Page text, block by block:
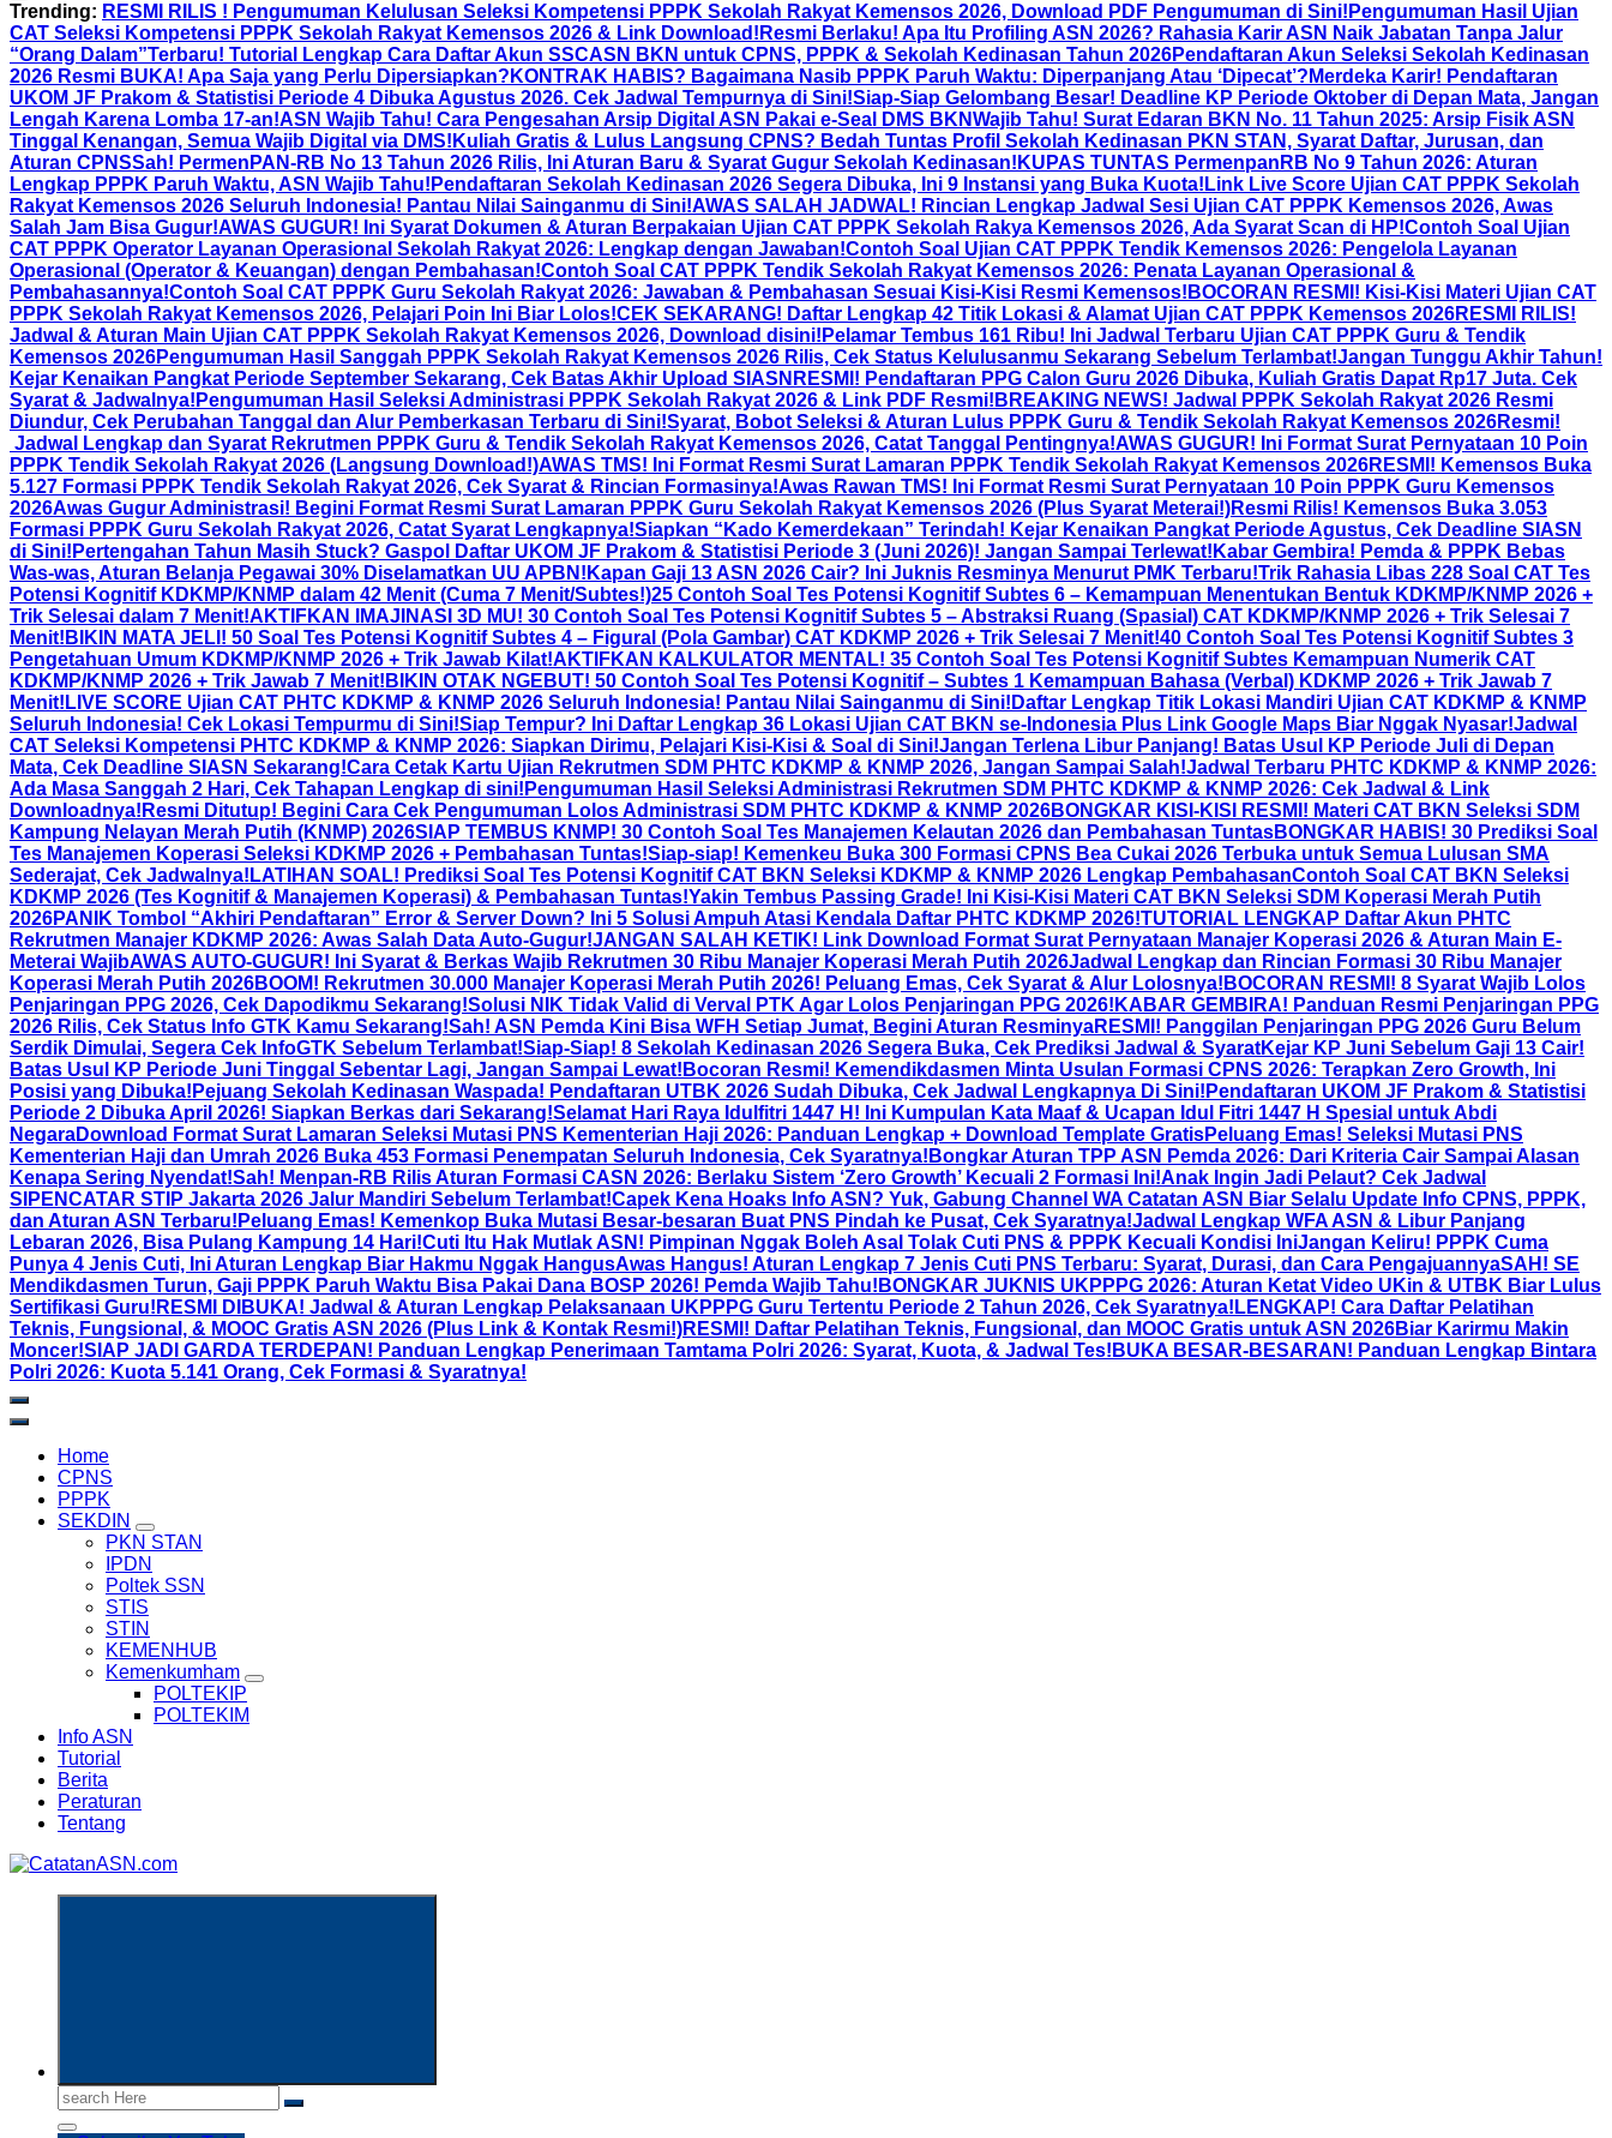
Trending: RESMI RILIS ! Pengumuman Kelulusan Seleksi Kompetensi PPPK Sekolah Rakyat Kemensos 2026, Download PDF Pengumuman di Sini! Pengumuman Hasil Ujian
CAT Seleksi Kompetensi PPPK Sekolah Rakyat Kemensos 2026 & Link Download! Resmi Berlaku! Apa Itu Profiling ASN 2026? Rahasia Karir ASN Naik Jabatan Tanpa Jalur
“Orang Dalam”Terbaru! Tutorial Lengkap Cara Daftar Akun SSCASN BKN untuk CPNS, PPPK & Sekolah Kedinasan Tahun 2026Pendaftaran Akun Seleksi Sekolah Kedinasan
2026 Resmi BUKA! Apa Saja yang Perlu Dipersiapkan? KONTRAK HABIS? Bagaimana Nasib PPPK Paruh Waktu: Diperpanjang Atau ‘Dipecat’? Merdeka Karir! Pendaftaran
UKOM JF Prakom & Statistisi Periode 4 Dibuka Agustus 2026. Cek Jadwal Tempurnya di Sini!Siap-Siap Gelombang Besar! Deadline KP Periode Oktober di Depan Mata, Jangan
Lengah Karena Lomba 17-an!ASN Wajib Tahu! Cara Pengesahan Arsip Digital ASN Pakai e-Seal DMS BKNWajib Tahu! Surat Edaran BKN No. 11 Tahun 2025: Arsip Fisik ASN
Tinggal Kenangan, Semua Wajib Digital via DMS! Kuliah Gratis & Lulus Langsung CPNS? Bedah Tuntas Profil Sekolah Kedinasan PKN STAN, Syarat Daftar, Jurusan, dan
Aturan CPNSSah! PermenPAN-RB No 13 Tahun 2026 Rilis, Ini Aturan Baru & Syarat Gugur Sekolah Kedinasan! KUPAS TUNTAS PermenpanRB No 9 Tahun 2026: Aturan
Lengkap PPPK Paruh Waktu, ASN Wajib Tahu! Pendaftaran Sekolah Kedinasan 2026 Segera Dibuka, Ini 9 Instansi yang Buka Kuota! Link Live Score Ujian CAT PPPK Sekolah
Rakyat Kemensos 2026 Seluruh Indonesia! Pantau Nilai Sainganmu di Sini!AWAS SALAH JADWAL! Rincian Lengkap Jadwal Sesi Ujian CAT PPPK Kemensos 2026, Awas
Salah Jam Bisa Gugur!AWAS GUGUR! Ini Syarat Dokumen & Aturan Berpakaian Ujian CAT PPPK Sekolah Rakya Kemensos 2026, Ada Syarat Scan di HP!Contoh Soal Ujian
CAT PPPK Operator Layanan Operasional Sekolah Rakyat 2026: Lengkap dengan Jawaban!Contoh Soal Ujian CAT PPPK Tendik Kemensos 2026: Pengelola Layanan
Operasional (Operator & Keuangan) dengan Pembahasan!Contoh Soal CAT PPPK Tendik Sekolah Rakyat Kemensos 2026: Penata Layanan Operasional &
Pembahasannya!Contoh Soal CAT PPPK Guru Sekolah Rakyat 2026: Jawaban & Pembahasan Sesuai Kisi-Kisi Resmi Kemensos! BOCORAN RESMI! Kisi-Kisi Materi Ujian CAT
PPPK Sekolah Rakyat Kemensos 2026, Pelajari Poin Ini Biar Lolos!CEK SEKARANG! Daftar Lengkap 42 Titik Lokasi & Alamat Ujian CAT PPPK Kemensos 2026RESMI RILIS!
Jadwal & Aturan Main Ujian CAT PPPK Sekolah Rakyat Kemensos 2026, Download disini! Pelamar Tembus 161 Ribu! Ini Jadwal Terbaru Ujian CAT PPPK Guru & Tendik
Kemensos 2026Pengumuman Hasil Sanggah PPPK Sekolah Rakyat Kemensos 2026 Rilis, Cek Status Kelulusanmu Sekarang Sebelum Terlambat!Jangan Tunggu Akhir Tahun!
Kejar Kenaikan Pangkat Periode September Sekarang, Cek Batas Akhir Upload SIASN RESMI! Pendaftaran PPG Calon Guru 2026 Dibuka, Kuliah Gratis Dapat Rp17 Juta. Cek
Syarat & Jadwalnya! Pengumuman Hasil Seleksi Administrasi PPPK Sekolah Rakyat 2026 & Link PDF Resmi! BREAKING NEWS! Jadwal PPPK Sekolah Rakyat 2026 Resmi
Diundur, Cek Perubahan Tanggal dan Alur Pemberkasan Terbaru di Sini!Syarat, Bobot Seleksi & Aturan Lulus PPPK Guru & Tendik Sekolah Rakyat Kemensos 2026Resmi!
Jadwal Lengkap dan Syarat Rekrutmen PPPK Guru & Tendik Sekolah Rakyat Kemensos 2026, Catat Tanggal Pentingnya!AWAS GUGUR! Ini Format Surat Pernyataan 10 Poin
PPPK Tendik Sekolah Rakyat 2026 (Langsung Download!)AWAS TMS! Ini Format Resmi Surat Lamaran PPPK Tendik Sekolah Rakyat Kemensos 2026RESMI! Kemensos Buka
5.127 Formasi PPPK Tendik Sekolah Rakyat 2026, Cek Syarat & Rincian Formasinya!Awas Rawan TMS! Ini Format Resmi Surat Pernyataan 10 Poin PPPK Guru Kemensos
2026Awas Gugur Administrasi! Begini Format Resmi Surat Lamaran PPPK Guru Sekolah Rakyat Kemensos 2026 (Plus Syarat Meterai!)Resmi Rilis! Kemensos Buka 3.053
Formasi PPPK Guru Sekolah Rakyat 2026, Catat Syarat Lengkapnya!Siapkan “Kado Kemerdekaan” Terindah! Kejar Kenaikan Pangkat Periode Agustus, Cek Deadline SIASN
di Sini! Pertengahan Tahun Masih Stuck? Gaspol Daftar UKOM JF Prakom & Statistisi Periode 3 (Juni 2026)! Jangan Sampai Terlewat! Kabar Gembira! Pemda & PPPK Bebas
Was-was, Aturan Belanja Pegawai 30% Diselamatkan UU APBN! Kapan Gaji 13 ASN 2026 Cair? Ini Juknis Resminya Menurut PMK Terbaru!Trik Rahasia Libas 228 Soal CAT Tes
Potensi Kognitif KDKMP/KNMP dalam 42 Menit (Cuma 7 Menit/Subtes!)25 Contoh Soal Tes Potensi Kognitif Subtes 6 – Kemampuan Menentukan Bentuk KDKMP/KNMP 2026 +
Trik Selesai dalam 7 Menit!AKTIFKAN IMAJINASI 3D MU! 30 Contoh Soal Tes Potensi Kognitif Subtes 5 – Abstraksi Ruang (Spasial) CAT KDKMP/KNMP 2026 + Trik Selesai 7
Menit! BIKIN MATA JELI! 50 Soal Tes Potensi Kognitif Subtes 4 – Figural (Pola Gambar) CAT KDKMP 2026 + Trik Selesai 7 Menit!40 Contoh Soal Tes Potensi Kognitif Subtes 3
Pengetahuan Umum KDKMP/KNMP 2026 + Trik Jawab Kilat!AKTIFKAN KALKULATOR MENTAL! 35 Contoh Soal Tes Potensi Kognitif Subtes Kemampuan Numerik CAT
KDKMP/KNMP 2026 + Trik Jawab 7 Menit! BIKIN OTAK NGEBUT! 50 Contoh Soal Tes Potensi Kognitif – Subtes 1 Kemampuan Bahasa (Verbal) KDKMP 2026 + Trik Jawab 7
Menit! LIVE SCORE Ujian CAT PHTC KDKMP & KNMP 2026 Seluruh Indonesia! Pantau Nilai Sainganmu di Sini! Daftar Lengkap Titik Lokasi Mandiri Ujian CAT KDKMP & KNMP
Seluruh Indonesia! Cek Lokasi Tempurmu di Sini!Siap Tempur? Ini Daftar Lengkap 36 Lokasi Ujian CAT BKN se-Indonesia Plus Link Google Maps Biar Nggak Nyasar!Jadwal
CAT Seleksi Kompetensi PHTC KDKMP & KNMP 2026: Siapkan Dirimu, Pelajari Kisi-Kisi & Soal di Sini!Jangan Terlena Libur Panjang! Batas Usul KP Periode Juli di Depan
Mata, Cek Deadline SIASN Sekarang!Cara Cetak Kartu Ujian Rekrutmen SDM PHTC KDKMP & KNMP 2026, Jangan Sampai Salah!Jadwal Terbaru PHTC KDKMP & KNMP 2026:
Ada Masa Sanggah 2 Hari, Cek Tahapan Lengkap di sini! Pengumuman Hasil Seleksi Administrasi Rekrutmen SDM PHTC KDKMP & KNMP 2026: Cek Jadwal & Link
Downloadnya! Resmi Ditutup! Begini Cara Cek Pengumuman Lolos Administrasi SDM PHTC KDKMP & KNMP 2026BONGKAR KISI-KISI RESMI! Materi CAT BKN Seleksi SDM
Kampung Nelayan Merah Putih (KNMP) 2026SIAP TEMBUS KNMP! 30 Contoh Soal Tes Manajemen Kelautan 2026 dan Pembahasan TuntasBONGKAR HABIS! 30 Prediksi Soal
Tes Manajemen Koperasi Seleksi KDKMP 2026 + Pembahasan Tuntas!Siap-siap! Kemenkeu Buka 300 Formasi CPNS Bea Cukai 2026 Terbuka untuk Semua Lulusan SMA
Sederajat, Cek Jadwalnya! LATIHAN SOAL! Prediksi Soal Tes Potensi Kognitif CAT BKN Seleksi KDKMP & KNMP 2026 Lengkap PembahasanContoh Soal CAT BKN Seleksi
KDKMP 2026 (Tes Kognitif & Manajemen Koperasi) & Pembahasan Tuntas!Yakin Tembus Passing Grade! Ini Kisi-Kisi Materi CAT BKN Seleksi SDM Koperasi Merah Putih
2026PANIK Tombol “Akhiri Pendaftaran” Error & Server Down? Ini 5 Solusi Ampuh Atasi Kendala Daftar PHTC KDKMP 2026!TUTORIAL LENGKAP Daftar Akun PHTC
Rekrutmen Manajer KDKMP 2026: Awas Salah Data Auto-Gugur!JANGAN SALAH KETIK! Link Download Format Surat Pernyataan Manajer Koperasi 2026 & Aturan Main E-
Meterai WajibAWAS AUTO-GUGUR! Ini Syarat & Berkas Wajib Rekrutmen 30 Ribu Manajer Koperasi Merah Putih 2026Jadwal Lengkap dan Rincian Formasi 30 Ribu Manajer
Koperasi Merah Putih 2026BOOM! Rekrutmen 30.000 Manajer Koperasi Merah Putih 2026! Peluang Emas, Cek Syarat & Alur Lolosnya! BOCORAN RESMI! 8 Syarat Wajib Lolos
Penjaringan PPG 2026, Cek Dapodikmu Sekarang!Solusi NIK Tidak Valid di Verval PTK Agar Lolos Penjaringan PPG 2026! KABAR GEMBIRA! Panduan Resmi Penjaringan PPG
2026 Rilis, Cek Status Info GTK Kamu Sekarang!Sah! ASN Pemda Kini Bisa WFH Setiap Jumat, Begini Aturan ResminyaRESMI! Panggilan Penjaringan PPG 2026 Guru Belum
Serdik Dimulai, Segera Cek InfoGTK Sebelum Terlambat!Siap-Siap! 8 Sekolah Kedinasan 2026 Segera Buka, Cek Prediksi Jadwal & SyaratKejar KP Juni Sebelum Gaji 13 Cair!
Batas Usul KP Periode Juni Tinggal Sebentar Lagi, Jangan Sampai Lewat! Bocoran Resmi! Kemendikdasmen Minta Usulan Formasi CPNS 2026: Terapkan Zero Growth, Ini
Posisi yang Dibuka! Pejuang Sekolah Kedinasan Waspada! Pendaftaran UTBK 2026 Sudah Dibuka, Cek Jadwal Lengkapnya Di Sini! Pendaftaran UKOM JF Prakom & Statistisi
Periode 2 Dibuka April 2026! Siapkan Berkas dari Sekarang!Selamat Hari Raya Idulfitri 1447 H! Ini Kumpulan Kata Maaf & Ucapan Idul Fitri 1447 H Spesial untuk Abdi
NegaraDownload Format Surat Lamaran Seleksi Mutasi PNS Kementerian Haji 2026: Panduan Lengkap + Download Template GratisPeluang Emas! Seleksi Mutasi PNS
Kementerian Haji dan Umrah 2026 Buka 453 Formasi Penempatan Seluruh Indonesia, Cek Syaratnya! Bongkar Aturan TPP ASN Pemda 2026: Dari Kriteria Cair Sampai Alasan
Kenapa Sering Nyendat!Sah! Menpan-RB Rilis Aturan Formasi CASN 2026: Berlaku Sistem ‘Zero Growth’ Kecuali 2 Formasi Ini!Anak Ingin Jadi Pelaut? Cek Jadwal
SIPENCATAR STIP Jakarta 2026 Jalur Mandiri Sebelum Terlambat!Capek Kena Hoaks Info ASN? Yuk, Gabung Channel WA Catatan ASN Biar Selalu Update Info CPNS, PPPK,
dan Aturan ASN Terbaru! Peluang Emas! Kemenkop Buka Mutasi Besar-besaran Buat PNS Pindah ke Pusat, Cek Syaratnya!Jadwal Lengkap WFA ASN & Libur Panjang
Lebaran 2026, Bisa Pulang Kampung 14 Hari!Cuti Itu Hak Mutlak ASN! Pimpinan Nggak Boleh Asal Tolak Cuti PNS & PPPK Kecuali Kondisi IniJangan Keliru! PPPK Cuma
Punya 4 Jenis Cuti, Ini Aturan Lengkap Biar Hakmu Nggak HangusAwas Hangus! Aturan Lengkap 7 Jenis Cuti PNS Terbaru: Syarat, Durasi, dan Cara PengajuannyaSAH! SE
Mendikdasmen Turun, Gaji PPPK Paruh Waktu Bisa Pakai Dana BOSP 2026! Pemda Wajib Tahu! BONGKAR JUKNIS UKPPPG 2026: Aturan Ketat Video UKin & UTBK Biar Lulus
Sertifikasi Guru! RESMI DIBUKA! Jadwal & Aturan Lengkap Pelaksanaan UKPPPG Guru Tertentu Periode 2 Tahun 2026, Cek Syaratnya! LENGKAP! Cara Daftar Pelatihan
Teknis, Fungsional, & MOOC Gratis ASN 2026 (Plus Link & Kontak Resmi!)RESMI! Daftar Pelatihan Teknis, Fungsional, dan MOOC Gratis untuk ASN 2026Biar Karirmu Makin
Moncer!SIAP JADI GARDA TERDEPAN! Panduan Lengkap Penerimaan Tamtama Polri 2026: Syarat, Kuota, & Jadwal Tes! BUKA BESAR-BESARAN! Panduan Lengkap Bintara
Polri 2026: Kuota 5.141 Orang, Cek Formasi & Syaratnya!
Home
CPNS
PPPK
SEKDIN
PKN STAN
IPDN
Poltek SSN
STIS
STIN
KEMENHUB
Kemenkumham
POLTEKIP
POLTEKIM
Info ASN
Tutorial
Berita
Peraturan
Tentang
Search
for: